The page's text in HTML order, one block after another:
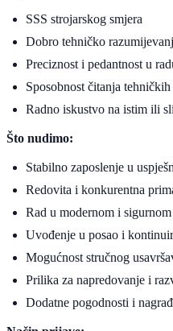
SSS strojarskog smjera
Dobro tehničko
Preciznost i pedantnost u
Sposobnost čitanja
Radno iskustvo na istim ili
Što nudimo:
Stabilno zaposlenje u
Redovita i konkurentna
Rad u modernom i
Uvođenje u posao i
Mogućnost stručnog
Prilika za napredovanje i
Dodatne pogodnosti i